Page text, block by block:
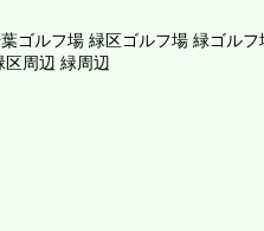
ゴルフ場 緑区ゴルフ場 緑ゴルフ
周辺 緑周辺